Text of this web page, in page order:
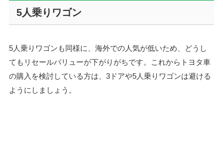
5人乗りワゴン
5人乗りワゴンも同様に、海外での人気が低いため、どうし
てもリセールバリューが下がりがちです。これからトヨタ車
の購入を検討している方は、3ドアや5人乗りワゴンは避ける
ようにしましょう。